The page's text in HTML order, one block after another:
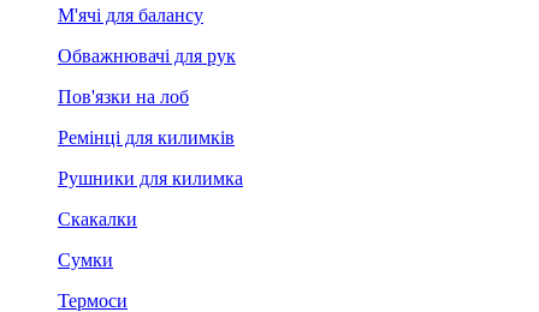
М'ячі для балансу
Обважнювачі для рук
Пов'язки на лоб
Ремінці для килимків
Рушники для килимка
Скакалки
Сумки
Термоси